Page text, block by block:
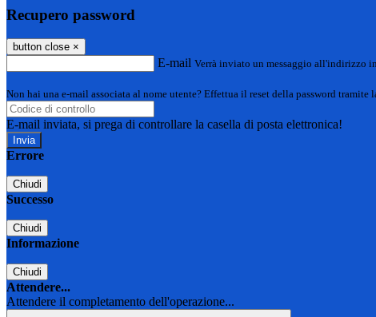
Recupero password
button close ×
E-mail Verrà inviato un messaggio all'indirizzo
Non hai una e-mail associata al nome utente? Effettua il reset della password tramite
E-mail inviata, si prega di controllare la casella di posta elettronica!
Errore
Chiudi
Successo
Chiudi
Informazione
Chiudi
Attendere...
Attendere il completamento dell'operazione...